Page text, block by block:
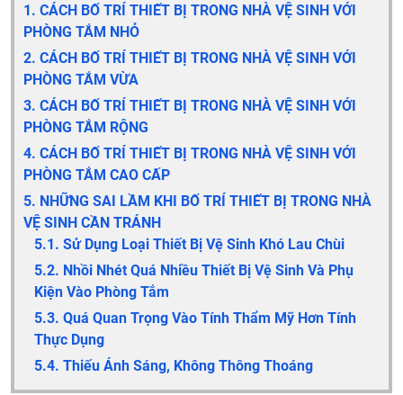
1. CÁCH BỐ TRÍ THIẾT BỊ TRONG NHÀ VỆ SINH VỚI
PHÒNG TẮM NHỎ
2. CÁCH BỐ TRÍ THIẾT BỊ TRONG NHÀ VỆ SINH VỚI
PHÒNG TẮM VỪA
3. CÁCH BỐ TRÍ THIẾT BỊ TRONG NHÀ VỆ SINH VỚI
PHÒNG TẮM RỘNG
4. CÁCH BỐ TRÍ THIẾT BỊ TRONG NHÀ VỆ SINH VỚI
PHÒNG TẮM CAO CẤP
5. NHỮNG SAI LẦM KHI BỐ TRÍ THIẾT BỊ TRONG NHÀ
VỆ SINH CẦN TRÁNH
5.1. Sử Dụng Loại Thiết Bị Vệ Sinh Khó Lau Chùi
5.2. Nhồi Nhét Quá Nhiều Thiết Bị Vệ Sinh Và Phụ
Kiện Vào Phòng Tắm
5.3. Quá Quan Trọng Vào Tính Thẩm Mỹ Hơn Tính
Thực Dụng
5.4. Thiếu Ánh Sáng, Không Thông Thoáng